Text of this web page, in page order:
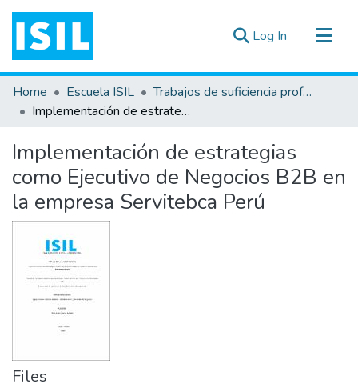
Log In (current)
All of DSpace
Statistics
Documentos ▾
Home Escuela ISIL
Trabajos de suficiencia profesional
Implementación de estrategias como Ejecutivo de Negocios B2B en la empresa Servitebca Perú
Implementación de estrategias
como Ejecutivo de Negocios B2B en
la empresa Servitebca Perú
Files